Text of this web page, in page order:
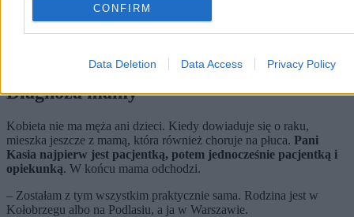
CONFIRM
Data Deletion Data Access Privacy Policy
Mimo to pani Kasia zaczyna podróżować. Po latach opieki nad
mamą, po diagnozie, po wejściu w rytm leczenia, pojawia się
emocji wyjazdy.
Diagnoza mamy
Kobieta nie ma męża ani dzieci. Kiedy dowiaduje się o raku,
mieszka jeszcze z mamą, która również choruje na płuca. Pani
Kasia najpierw jest pacjentką, potem jednocześnie pacjentką i
opiekunką. W końcu mama odchodzi.
– Zostałam z tym wszystkim praktycznie sama. Rodzina jest w
Kołobrzegu albo na Podlasiu, a ja w Warszawie.